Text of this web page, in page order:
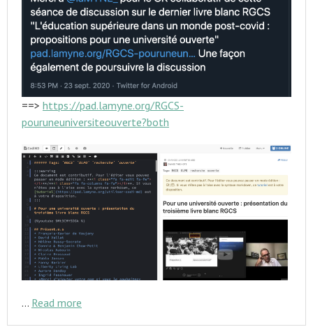
==> https://pad.lamyne.org/RGCS-
pouruneuniversiteouverte?both
… Read more